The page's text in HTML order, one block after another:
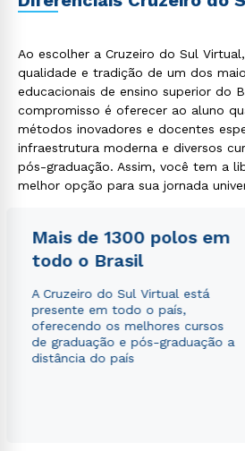
Ao escolher a Cruzeiro do Sul
qualidade e tradição de um dos
educacionais de ensino superior do
compromisso é oferecer ao aluno
métodos inovadores e docentes
infraestrutura moderna e diversos
pós-graduação. Assim, você tem a
melhor opção para sua jornada
Mais de 1300 polos em
todo o Brasil
A Cruzeiro do Sul Virtual está
presente em todo o país,
oferecendo os melhores cursos
de graduação e pós-graduação a
distância do país